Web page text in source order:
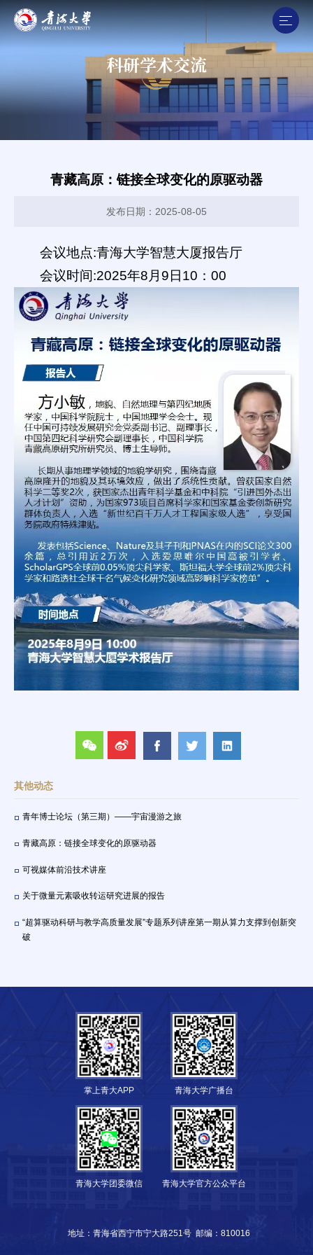
科研学术交流
青藏高原：链接全球变化的原驱动器
发布日期：2025-08-05
会议地点:青海大学智慧大厦报告厅
会议时间:2025年8月9日10：00
其他动态
青年博士论坛（第三期）——宇宙漫游之旅
青藏高原：链接全球变化的原驱动器
可视媒体前沿技术讲座
关于微量元素吸收转运研究进展的报告
“超算驱动科研与教学高质量发展”专题系列讲座第一期从算力支撑到创新突
破
地址：青海省西宁市宁大路251号 邮编：810016
掌上青大APP 青海大学广播台
青海大学团委微信 青海大学官方公众平台